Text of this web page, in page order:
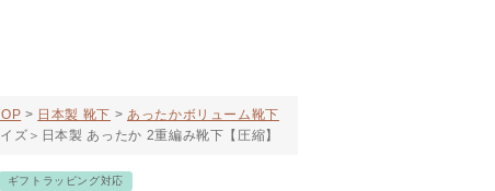
日本製 靴下
あったかボリューム靴下
ズ＞日本製 あったか 2重編み靴下【圧縮】
ギフトラッピング対応